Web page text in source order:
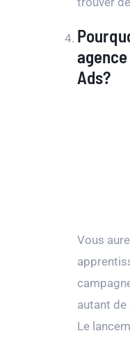
Ads?
Vous
autant
Le